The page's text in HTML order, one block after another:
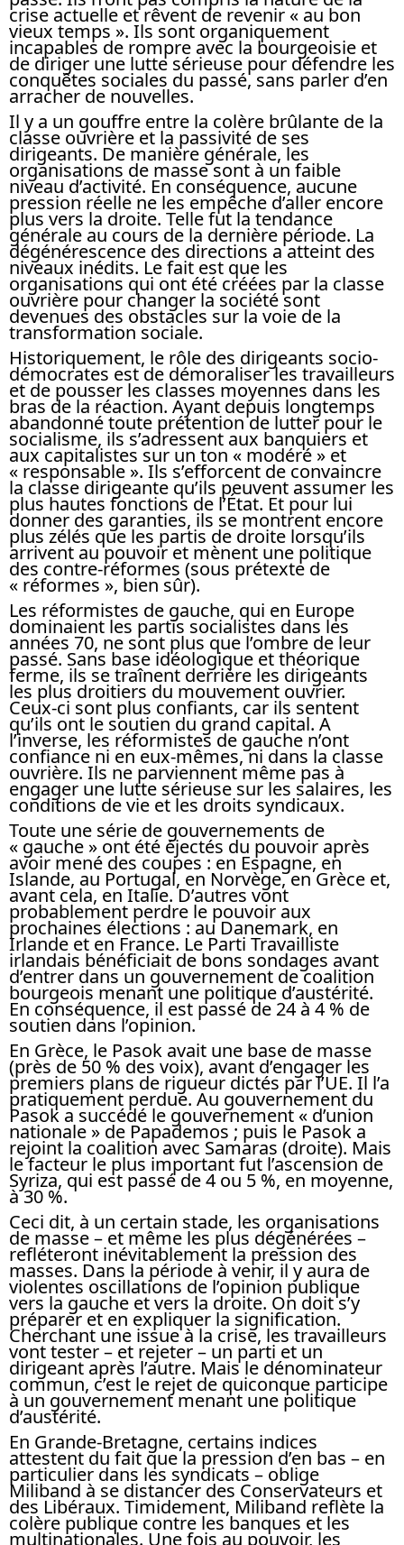
crise actuelle et rêvent de revenir « au bon
vieux temps ». Ils sont organiquement
incapables de rompre avec la bourgeoisie et
de diriger une lutte sérieuse pour défendre les
conquêtes sociales du passé, sans parler d’en
arracher de nouvelles.
Il y a un gouffre entre la colère brûlante de la
classe ouvrière et la passivité de ses
dirigeants. De manière générale, les
organisations de masse sont à un faible
niveau d’activité. En conséquence, aucune
pression réelle ne les empêche d’aller encore
plus vers la droite. Telle fut la tendance
générale au cours de la dernière période. La
dégénérescence des directions a atteint des
niveaux inédits. Le fait est que les
organisations qui ont été créées par la classe
ouvrière pour changer la société sont
devenues des obstacles sur la voie de la
transformation sociale.
Historiquement, le rôle des dirigeants socio-
démocrates est de démoraliser les travailleurs
et de pousser les classes moyennes dans les
bras de la réaction. Ayant depuis longtemps
abandonné toute prétention de lutter pour le
socialisme, ils s’adressent aux banquiers et
aux capitalistes sur un ton « modéré » et
« responsable ». Ils s’efforcent de convaincre
la classe dirigeante qu’ils peuvent assumer les
plus hautes fonctions de l’État. Et pour lui
donner des garanties, ils se montrent encore
plus zélés que les partis de droite lorsqu’ils
arrivent au pouvoir et mènent une politique
des contre-réformes (sous prétexte de
« réformes », bien sûr).
Les réformistes de gauche, qui en Europe
dominaient les partis socialistes dans les
années 70, ne sont plus que l’ombre de leur
passé. Sans base idéologique et théorique
ferme, ils se traînent derrière les dirigeants
les plus droitiers du mouvement ouvrier.
Ceux-ci sont plus confiants, car ils sentent
qu’ils ont le soutien du grand capital. A
l’inverse, les réformistes de gauche n’ont
confiance ni en eux-mêmes, ni dans la classe
ouvrière. Ils ne parviennent même pas à
engager une lutte sérieuse sur les salaires, les
conditions de vie et les droits syndicaux.
Toute une série de gouvernements de
« gauche » ont été éjectés du pouvoir après
avoir mené des coupes : en Espagne, en
Islande, au Portugal, en Norvège, en Grèce et,
avant cela, en Italie. D’autres vont
probablement perdre le pouvoir aux
prochaines élections : au Danemark, en
Irlande et en France. Le Parti Travailliste
irlandais bénéficiait de bons sondages avant
d’entrer dans un gouvernement de coalition
bourgeois menant une politique d’austérité.
En conséquence, il est passé de 24 à 4 % de
soutien dans l’opinion.
En Grèce, le Pasok avait une base de masse
(près de 50 % des voix), avant d’engager les
premiers plans de rigueur dictés par l’UE. Il l’a
pratiquement perdue. Au gouvernement du
Pasok a succédé le gouvernement « d’union
nationale » de Papademos ; puis le Pasok a
rejoint la coalition avec Samaras (droite). Mais
le facteur le plus important fut l’ascension de
Syriza, qui est passé de 4 ou 5 %, en moyenne,
à 30 %.
Ceci dit, à un certain stade, les organisations
de masse – et même les plus dégénérées –
refléteront inévitablement la pression des
masses. Dans la période à venir, il y aura de
violentes oscillations de l’opinion publique
vers la gauche et vers la droite. On doit s’y
préparer et en expliquer la signification.
Cherchant une issue à la crise, les travailleurs
vont tester – et rejeter – un parti et un
dirigeant après l’autre. Mais le dénominateur
commun, c’est le rejet de quiconque participe
à un gouvernement menant une politique
d’austérité.
En Grande-Bretagne, certains indices
attestent du fait que la pression d’en bas – en
particulier dans les syndicats – oblige
Miliband à se distancer des Conservateurs et
des Libéraux. Timidement, Miliband reflète la
colère publique contre les banques et les
multinationales. Une fois au pouvoir, les